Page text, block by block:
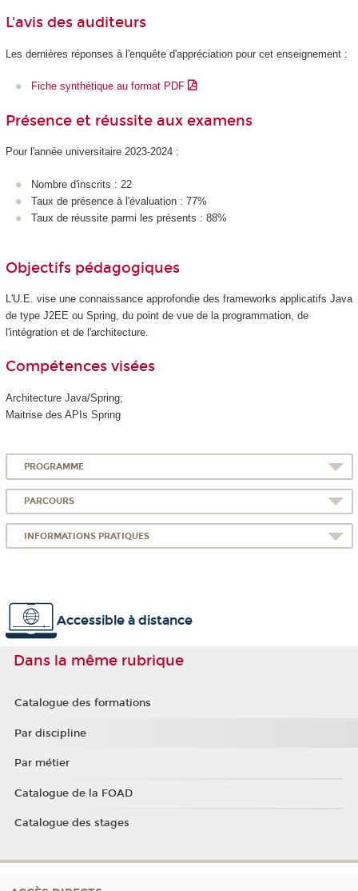
L'avis des auditeurs
Les dernières réponses à l'enquête d'appréciation pour cet enseignement :
Fiche synthétique au format PDF
Présence et réussite aux examens
Pour l'année universitaire 2023-2024 :
Nombre d'inscrits : 22
Taux de présence à l'évaluation : 77%
Taux de réussite parmi les présents : 88%
Objectifs pédagogiques
L'U.E. vise une connaissance approfondie des frameworks applicatifs Java
de type J2EE ou Spring, du point de vue de la programmation, de
l'intégration et de l'architecture.
Compétences visées
Architecture Java/Spring;
Maitrise des APIs Spring
PROGRAMME
PARCOURS
INFORMATIONS PRATIQUES
Accessible à distance
Dans la même rubrique
Catalogue des formations
Par discipline
Par métier
Catalogue de la FOAD
Catalogue des stages